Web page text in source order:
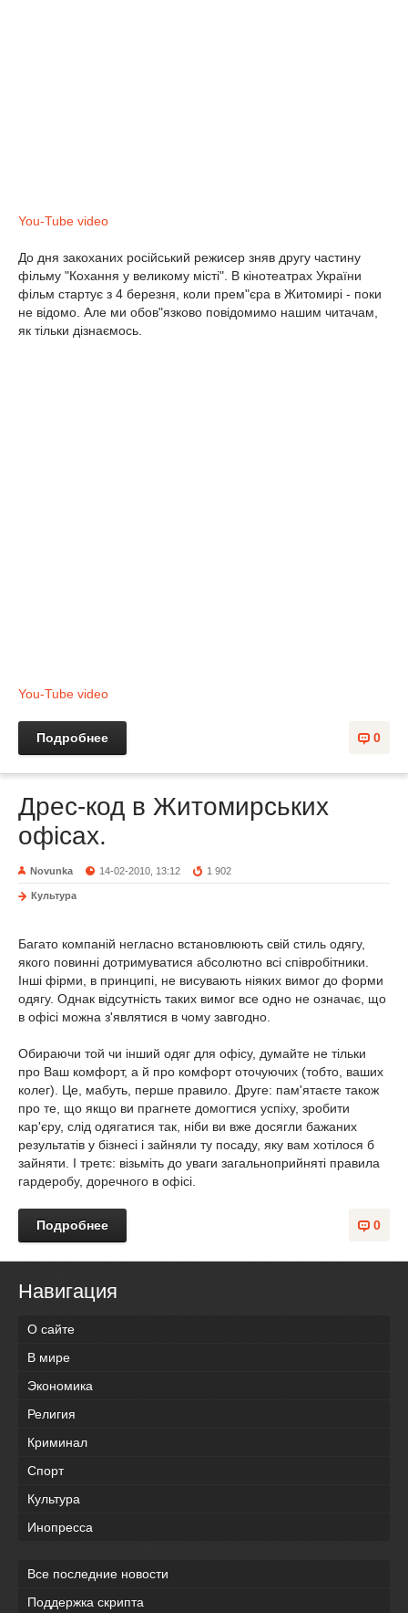
You-Tube video
До дня закоханих російський режисер зняв другу частину
фільму "Кохання у великому місті". В кінотеатрах України
фільм стартує з 4 березня, коли прем"єра в Житомирі - поки
не відомо. Але ми обов"язково повідомимо нашим читачам,
як тільки дізнаємось.
You-Tube video
0
Подробнее
Дрес-код в Житомирських
офісах.
Novunka 14-02-2010, 13:12 1 902
Культура
Багато компаній негласно встановлюють свій стиль одягу,
якого повинні дотримуватися абсолютно всі співробітники.
Інші фірми, в принципі, не висувають ніяких вимог до форми
одягу. Однак відсутність таких вимог все одно не означає, що
в офісі можна з'являтися в чому завгодно.
Обираючи той чи інший одяг для офісу, думайте не тільки
про Ваш комфорт, а й про комфорт оточуючих (тобто, ваших
колег). Це, мабуть, перше правило. Друге: пам'ятаєте також
про те, що якщо ви прагнете домогтися успіху, зробити
кар'єру, слід одягатися так, ніби ви вже досягли бажаних
результатів у бізнесі і зайняли ту посаду, яку вам хотілося б
зайняти. І третє: візьміть до уваги загальноприйняті правила
гардеробу, доречного в офісі.
0
Подробнее
Навигация
О сайте
В мире
Экономика
Религия
Криминал
Спорт
Культура
Инопресса
Все последние новости
Поддержка скрипта